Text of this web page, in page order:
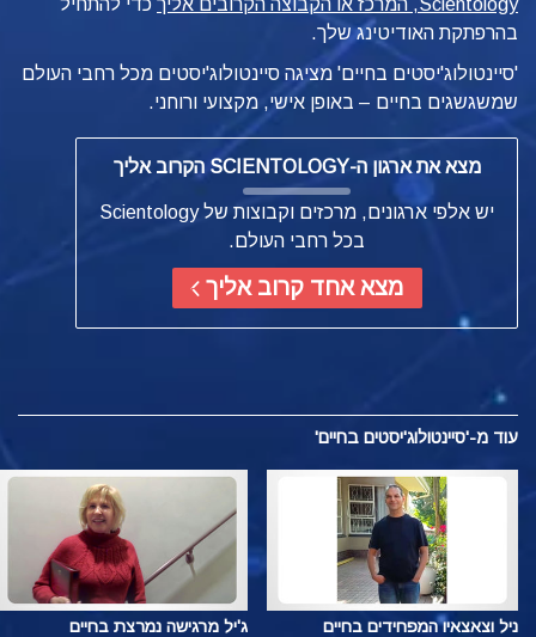
Scientology, המרכז או הקבוצה הקרובים אליך
כדי להתחיל
בהרפתקת האודיטינג שלך.
'סיינטולוג'יסטים בחיים' מציגה סיינטולוג'יסטים מכל רחבי העולם
שמשגשגים בחיים – באופן אישי, מקצועי ורוחני.
מצא את ארגון ה-SCIENTOLOGY הקרוב אליך
יש אלפי ארגונים, מרכזים וקבוצות של Scientology
בכל רחבי העולם.
מצא אחד קרוב אליך
עוד מ-'סיינטולוג'יסטים בחיים'
ניל וצאצאיו המפחידים בחיים ג'יל מרגישה נמרצת בחיים